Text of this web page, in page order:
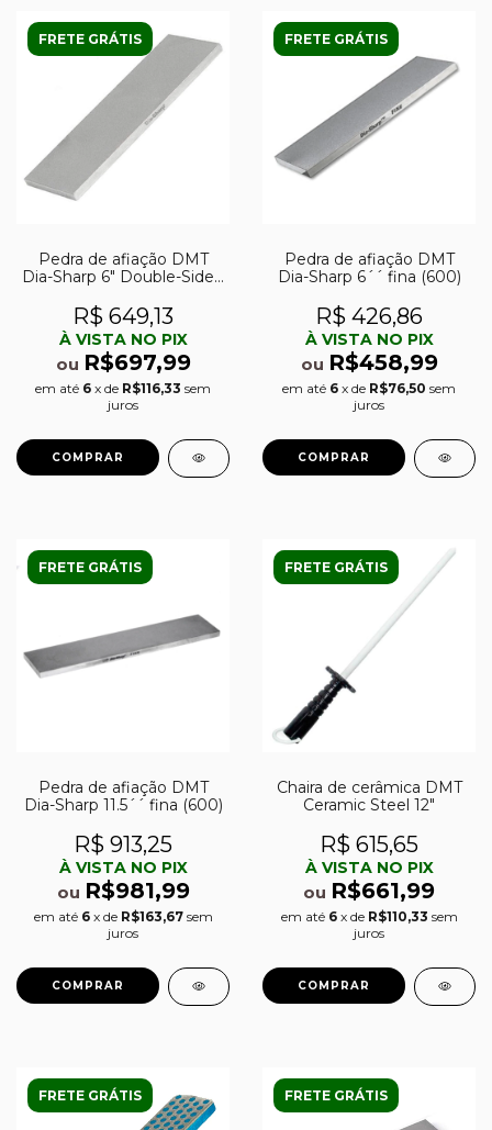
FRETE GRÁTIS
Pedra de afiação DMT
Dia-Sharp 6″ Double-Sided
R$ 649,13
À VISTA NO PIX
ou R$697,99
em até 6 x de R$116,33 sem
juros
FRETE GRÁTIS
Pedra de afiação DMT
Dia-Sharp 6´´ fina (600)
R$ 426,86
À VISTA NO PIX
ou R$458,99
em até 6 x de R$76,50 sem
juros
FRETE GRÁTIS
Pedra de afiação DMT
Dia-Sharp 11.5´´ fina (600)
R$ 913,25
À VISTA NO PIX
ou R$981,99
em até 6 x de R$163,67 sem
juros
FRETE GRÁTIS
Chaira de cerâmica DMT
Ceramic Steel 12″
R$ 615,65
À VISTA NO PIX
ou R$661,99
em até 6 x de R$110,33 sem
juros
FRETE GRÁTIS FRETE GRÁTIS